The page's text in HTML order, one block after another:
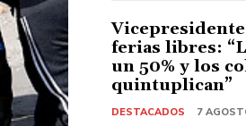
ferias libres:
un 50% y los
quintuplican”
DESTACADOS 7